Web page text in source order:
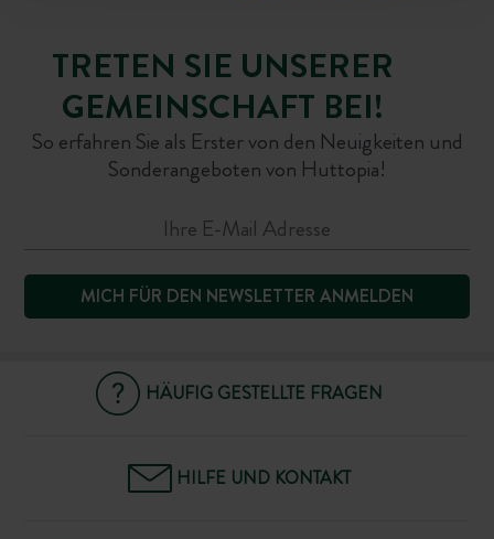
TRETEN SIE UNSERER
GEMEINSCHAFT BEI!
So erfahren Sie als Erster von den Neuigkeiten und
Sonderangeboten von Huttopia!
MICH FÜR DEN NEWSLETTER ANMELDEN
HÄUFIG GESTELLTE FRAGEN
HILFE UND KONTAKT